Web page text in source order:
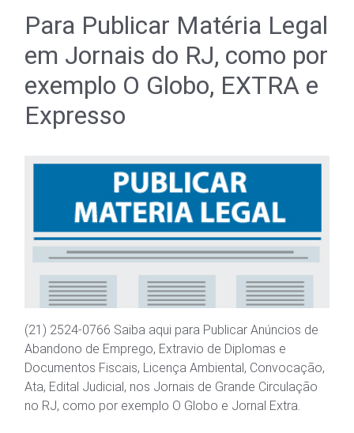
Para Publicar Matéria Legal
em Jornais do RJ, como por
exemplo O Globo, EXTRA e
Expresso
(21) 2524-0766 Saiba aqui para Publicar Anúncios de
Abandono de Emprego, Extravio de Diplomas e
Documentos Fiscais, Licença Ambiental, Convocação,
Ata, Edital Judicial, nos Jornais de Grande Circulação
no RJ, como por exemplo O Globo e Jornal Extra.